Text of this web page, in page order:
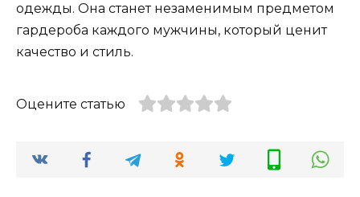
одежды. Она станет незаменимым предметом
гардероба каждого мужчины, который ценит
качество и стиль.
Оцените статью